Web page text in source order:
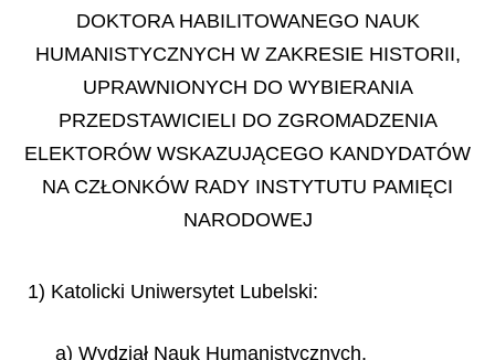
DOKTORA HABILITOWANEGO NAUK
HUMANISTYCZNYCH W ZAKRESIE HISTORII,
UPRAWNIONYCH DO WYBIERANIA
PRZEDSTAWICIELI DO ZGROMADZENIA
ELEKTORÓW WSKAZUJĄCEGO KANDYDATÓW
NA CZŁONKÓW RADY INSTYTUTU PAMIĘCI
NARODOWEJ
1) Katolicki Uniwersytet Lubelski:
a) Wydział Nauk Humanistycznych,